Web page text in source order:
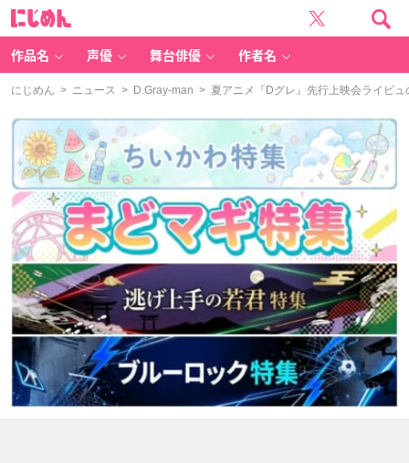
作品名 声優 舞台俳優 作者名
にじめん > ニュース > D.Gray-man > 夏アニメ『Dグレ』先行上映会ライビ